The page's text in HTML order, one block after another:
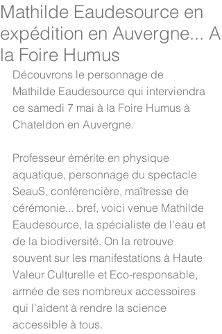
Mathilde Eaudesource en
expédition en Auvergne... A
la Foire Humus
Découvrons le personnage de
Mathilde Eaudesource qui interviendra
ce samedi 7 mai à la Foire Humus à
Chateldon en Auvergne.
Professeur émérite en physique
aquatique, personnage du spectacle
SeauS, conférencière, maîtresse de
cérémonie... bref, voici venue Mathilde
Eaudesource, la spécialiste de l'eau et
de la biodiversité. On la retrouve
souvent sur les manifestations à Haute
Valeur Culturelle et Eco-responsable,
armée de ses nombreux accessoires
qui l'aident à rendre la science
accessible à tous.